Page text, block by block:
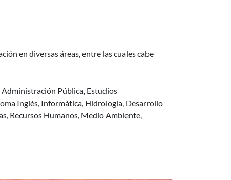
en diversas áreas, entre las cuales cabe
Administración Pública, Estudios
Inglés, Informática, Hidrología, Desarrollo
Recursos Humanos, Medio Ambiente,